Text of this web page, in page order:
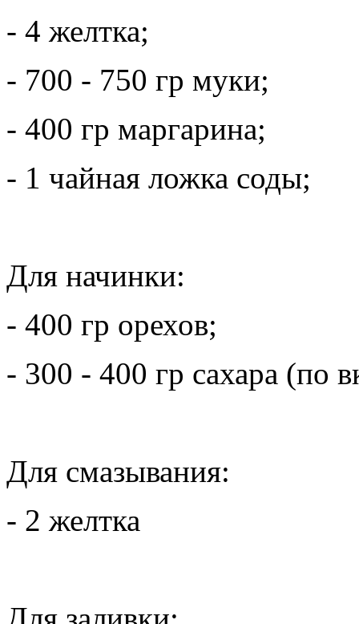
- 4 желтка;
- 700 - 750 гр муки;
- 400 гр маргарина;
- 1 чайная ложка соды;
Для начинки:
- 400 гр орехов;
- 300 - 400 гр сахара (по
Для смазывания:
- 2 желтка